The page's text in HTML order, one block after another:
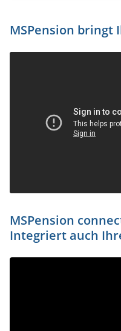
MSPension bringt
MSPension
Integriert auch